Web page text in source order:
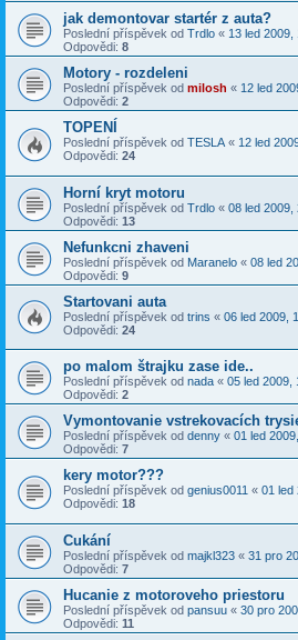
jak demontovar startér z auta?
Poslední příspěvek od Trdlo « 13 led 2009,
Odpovědi: 8
Motory - rozdeleni
Poslední příspěvek od milosh « 12 led
Odpovědi: 2
TOPENÍ
Poslední příspěvek od TESLA « 12 led
Odpovědi: 24
Horní kryt motoru
Poslední příspěvek od Trdlo « 08 led 2009,
Odpovědi: 13
Nefunkcni zhaveni
Poslední příspěvek od Maranelo « 08 led
Odpovědi: 9
Startovani auta
Poslední příspěvek od trins « 06 led 2009,
Odpovědi: 24
po malom štrajku zase ide..
Poslední příspěvek od nada « 05 led 2009,
Odpovědi: 2
Vymontovanie vstrekovacích
Poslední příspěvek od denny « 01 led
Odpovědi: 7
kery motor???
Poslední příspěvek od genius0011 « 01 led
Odpovědi: 18
Cukání
Poslední příspěvek od majkl323 « 31 pro
Odpovědi: 7
Hucanie z motoroveho priestoru
Poslední příspěvek od pansuu « 30 pro
Odpovědi: 11